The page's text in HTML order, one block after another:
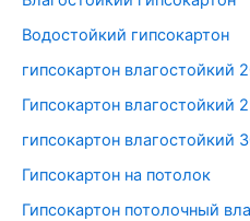
Водостойкий гипсокартон
гипсокартон влагостойкий
Гипсокартон влагостойкий
гипсокартон влагостойкий
Гипсокартон на потолок
Гипсокартон потолочный